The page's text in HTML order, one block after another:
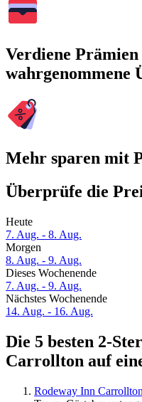
Verdiene
wahrgenommene
Mehr sparen mit
Überprüfe die
Heute
7. Aug. - 8. Aug.
Morgen
8. Aug. - 9. Aug.
Dieses Wochenende
7. Aug. - 9. Aug.
Nächstes Wochenende
14. Aug. - 16. Aug.
Die 5 besten 2-
Carrollton auf
Rodeway Inn